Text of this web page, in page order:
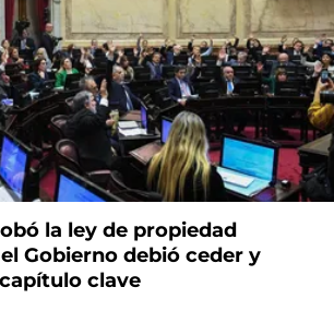
la ley de propiedad
Gobierno debió ceder y
clave